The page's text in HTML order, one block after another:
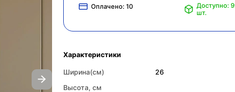
Оплачено: 10
Доступно:
шт.
Характеристики
Ширина(см)
26
Высота, см